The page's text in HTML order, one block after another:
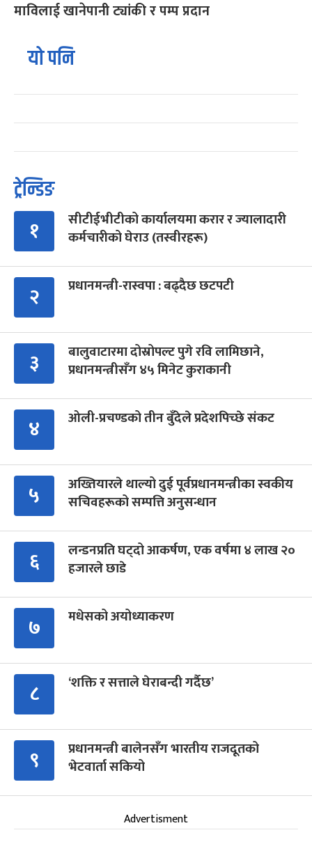
माविलाई खानेपानी ट्यांकी र पम्प प्रदान
यो पनि
ट्रेन्डिङ
१
सीटीईभीटीको कार्यालयमा करार र ज्यालादारी
कर्मचारीको घेराउ (तस्वीरहरू)
२ प्रधानमन्त्री-रास्वपा : बढ्दैछ छटपटी
३
बालुवाटारमा दोस्रोपल्ट पुगे रवि लामिछाने,
प्रधानमन्त्रीसँग ४५ मिनेट कुराकानी
४ ओली-प्रचण्डको तीन बुँदेले प्रदेशपिच्छे संकट
५
अख्तियारले थाल्यो दुई पूर्वप्रधानमन्त्रीका स्वकीय
सचिवहरूको सम्पत्ति अनुसन्धान
६
लन्डनप्रति घट्दो आकर्षण, एक वर्षमा ४ लाख २०
हजारले छाडे
७ मधेसको अयोध्याकरण
८ ‘शक्ति र सत्ताले घेराबन्दी गर्दैछ’
९
प्रधानमन्त्री बालेनसँग भारतीय राजदूतको
भेटवार्ता सकियो
Advertisment